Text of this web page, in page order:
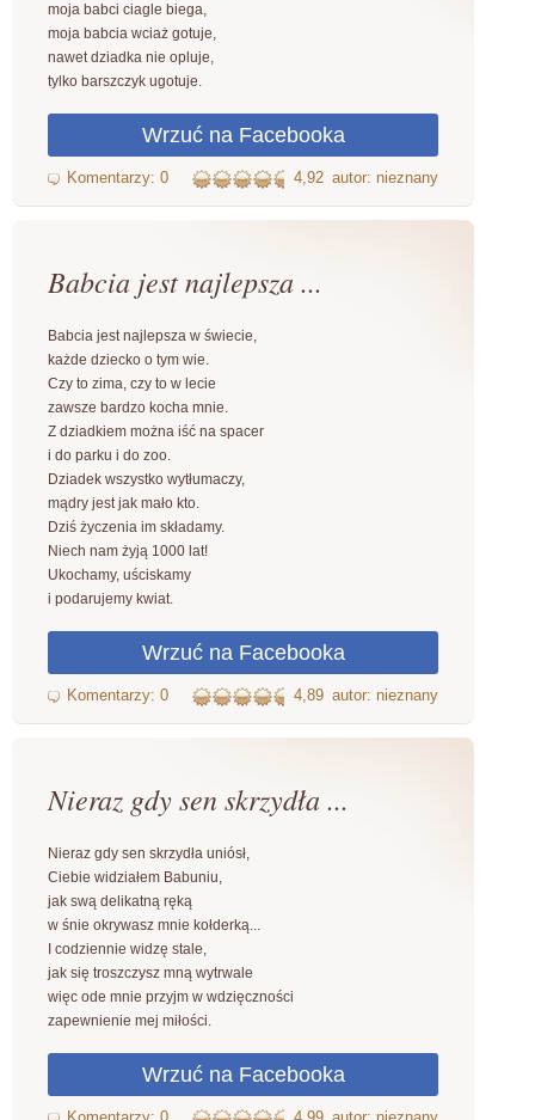
moja babci ciagle biega,
moja babcia wciaż gotuje,
nawet dziadka nie opluje,
tylko barszczyk ugotuje.
4,92 autor: nieznany
Babcia jest najlepsza ...
Babcia jest najlepsza w świecie,
każde dziecko o tym wie.
Czy to zima, czy to w lecie
zawsze bardzo kocha mnie.
Z dziadkiem można iść na spacer
i do parku i do zoo.
Dziadek wszystko wytłumaczy,
mądry jest jak mało kto.
Dziś życzenia im składamy.
Niech nam żyją 1000 lat!
Ukochamy, uściskamy
i podarujemy kwiat.
4,89 autor: nieznany
Nieraz gdy sen skrzydła ...
Nieraz gdy sen skrzydła uniósł,
Ciebie widziałem Babuniu,
jak swą delikatną ręką
w śnie okrywasz mnie kołderką...
I codziennie widzę stale,
jak się troszczysz mną wytrwale
więc ode mnie przyjm w wdzięczności
zapewnienie mej miłości.